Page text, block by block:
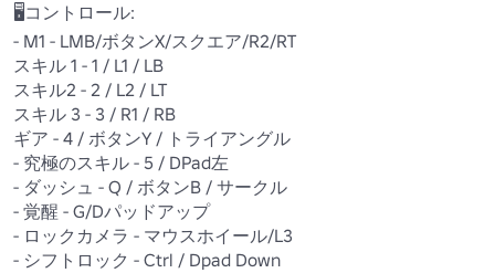
🖥️コントロール:
- M1 - LMB/ボタンX/スクエア/R2/RT
スキル 1 - 1 / L1 / LB
スキル2 - 2 / L2 / LT
スキル 3 - 3 / R1 / RB
ギア - 4 / ボタンY / トライアングル
- 究極のスキル - 5 / DPad左
- ダッシュ - Q / ボタンB / サークル
- 覚醒 - G/Dパッドアップ
- ロックカメラ - マウスホイール/L3
- シフトロック - Ctrl / Dpad Down